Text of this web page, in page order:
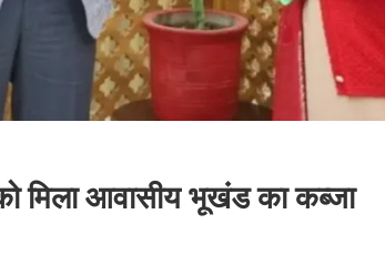
को मिला आवासीय भूखंड का कब्जा